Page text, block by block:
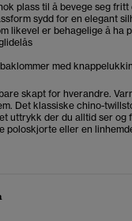
plass til å bevege seg
sydd for en elegant
likevel er behagelige å ha
med
skapt for hverandre.
Det klassiske chino-
uttrykk der du alltid ser og
poloskjorte eller en